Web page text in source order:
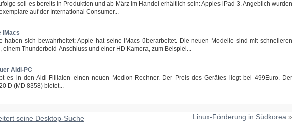
soll es bereits in Produktion und ab März im Handel erhältlich sein: Apples iPad 3. Angeblich wurden
auf der International Consumer...
iMacs
haben sich bewahrheitet: Apple hat seine iMacs überarbeitet. Die neuen Modelle sind mit schnelleren
einem Thunderbold-Anschluss und einer HD Kamera, zum Beispiel...
Aldi-PC
es in den Aldi-Fillialen einen neuen Medion-Rechner. Der Preis des Gerätes liegt bei 499Euro. Der
D (MD 8358) bietet...
seine Desktop-Suche Linux-Förderung in Südkorea »